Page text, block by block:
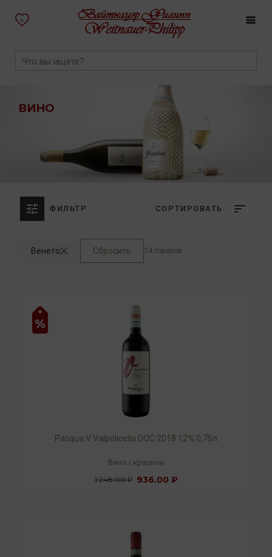
0
ВИНО
ФИЛЬТР СОРТИРОВАТЬ
Венето Сбросить 74 товаров
Pasqua V Valpolicella DOC 2018 12% 0,75л
Вино / красное
1 248.00 ₽ 936.00 ₽